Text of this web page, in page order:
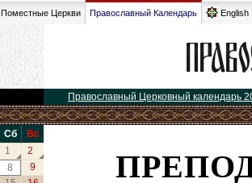
Поместные Церкви Православный Календарь English
Православный Церковный календарь
Сб
Вс
1
2
8
9